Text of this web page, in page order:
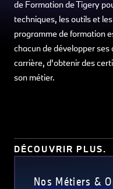
de Formation de Tigery
techniques, les outils et
programme de formation
chacun de développer
carrière, d'obtenir des
son métier.
DÉCOUVRIR PLUS.
Nos Métiers &